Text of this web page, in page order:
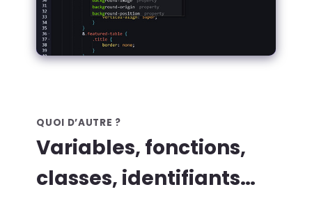
QUOI D’AUTRE ?
Variables, fonctions,
classes, identifiants…